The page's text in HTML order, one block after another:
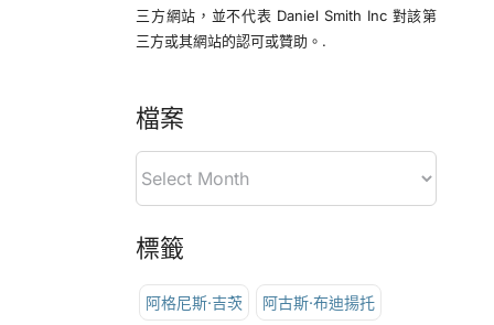
三方網站，並不代表 Daniel Smith Inc 對該第
三方或其網站的認可或贊助。.
檔案
標籤
阿格尼斯·吉茨 阿古斯·布迪揚托